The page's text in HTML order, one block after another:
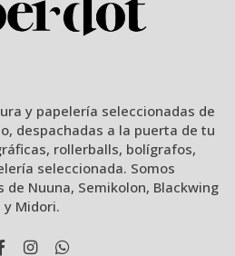
y papelería seleccionadas de
despachadas a la puerta de tu
rollerballs, bolígrafos,
seleccionada. Somos
Nuuna, Semikolon, Blackwing
y Midori.